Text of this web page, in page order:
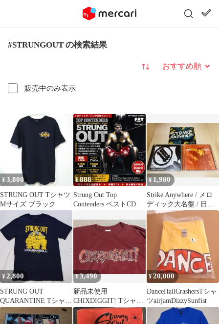
#STRUNGOUT の検索結果
販売中のみ表示
並び替え
¥3,800
STRUNG OUT Tシャツ
Mサイズ ブラック
¥888
Strung Out Top
Contenders ベストCD
¥1,980
Strike Anywhere / メロ
ディック大名盤 / 日本
盤
¥2,800
STRUNG OUT
QUARANTINE Tシャツ
Lサイズ
¥3,490
新品未使用
CHIXDIGGIT! Tシャツ
バーガンディ L
¥20,000
DanceHallCrashersTシャ
ツairjamDizzySunfist